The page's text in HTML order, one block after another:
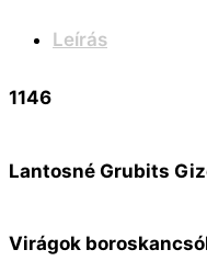
Leírás
1146
Lantosné Grubits
Virágok